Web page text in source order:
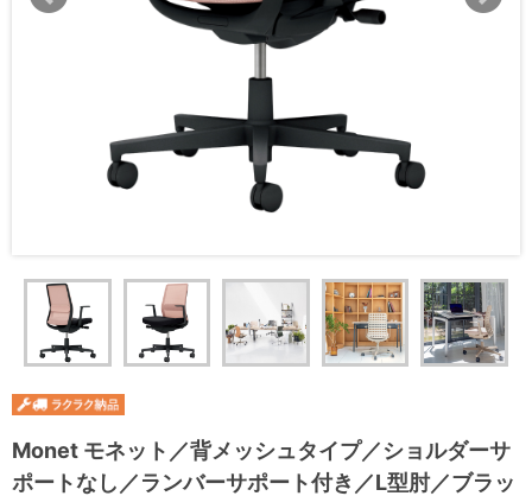
Monet モネット／背メッシュタイプ／ショルダーサ
ポートなし／ランバーサポート付き／L型肘／ブラッ